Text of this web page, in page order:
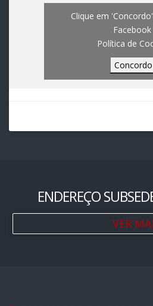
Clique em
Facebook
Política de
Concordo
ENDEREÇO
VER